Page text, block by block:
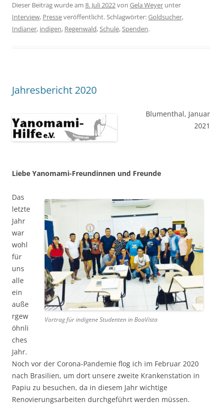
Dieser Beitrag wurde am 8. Juli 2022von Gela Weyer unter
Interview, Presseveröffentlicht. Schlagwörter:Goldsucher,
Indianer, indigen, Regenwald,Schule,Spenden.
Jahresbericht 2020
Blumenthal, Januar
2021
Liebe Yanomami-Freundinnen und Freunde
Vortrag für indigene Studenten in BoaVista
Das
letzte
Jahr
war
wohl
für
uns
alle
ein
auße
rgew
öhnli
ches
Jahr.
Noch vor der Corona-Pandemie flog ich im Februar 2020
nach Brasilien, um dort unsere zweite Krankenstation in
Papiu zu besuchen, da in diesem Jahr wichtige
Renovierungsarbeiten durchgeführt werden müssen.